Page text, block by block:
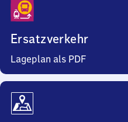
Ersatzverkehr
Lageplan als PDF